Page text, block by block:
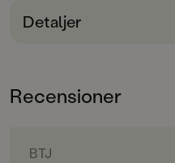
Hemliga ögat. Frågan är:
gång?
Detaljer
9-12
Svenska
Recensioner
BTJ